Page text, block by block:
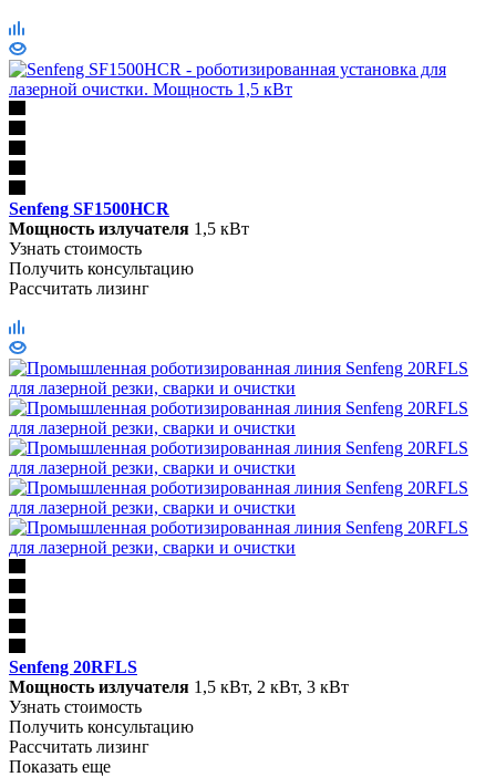
Senfeng SF1500HСR
Мощность излучателя 1,5 кВт
Узнать стоимость
Получить консультацию
Рассчитать лизинг
Senfeng 20RFLS
Мощность излучателя 1,5 кВт, 2 кВт, 3 кВт
Узнать стоимость
Получить консультацию
Рассчитать лизинг
Показать еще